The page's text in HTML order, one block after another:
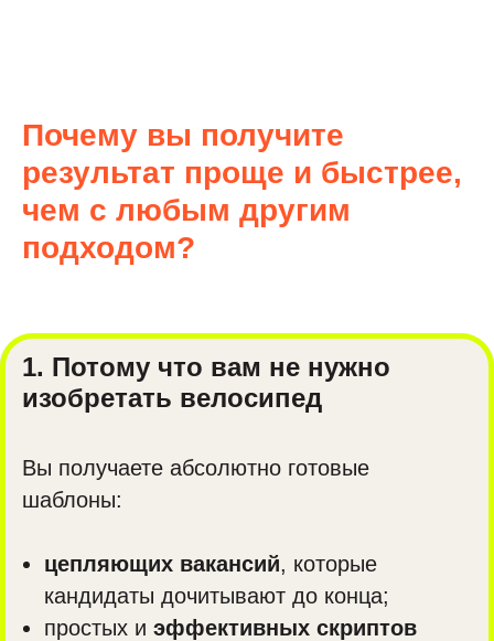
Почему вы получите
результат проще и быстрее,
чем с любым другим
подходом?
1. Потому что вам не нужно
изобретать велосипед
Вы получаете абсолютно готовые
шаблоны:
цепляющих вакансий, которые
кандидаты дочитывают до конца;
простых и эффективных скриптов